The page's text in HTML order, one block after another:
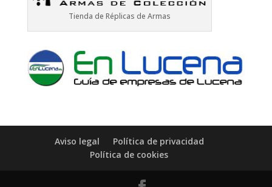
Tienda de Réplicas de Armas
Aviso legal
Política de privacidad
Política de cookies